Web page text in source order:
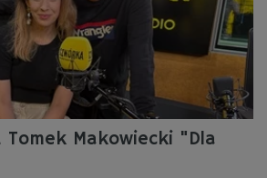
Tomek Makowiecki "Dla